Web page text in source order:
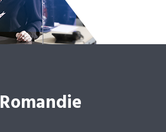
Romandie